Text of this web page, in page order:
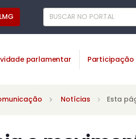
parlamentar Participação
Notícias Esta